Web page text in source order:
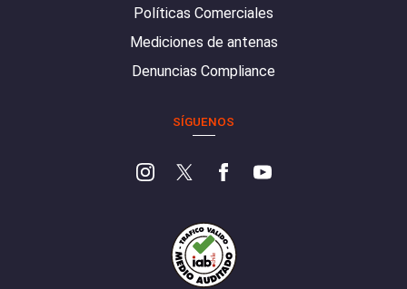
Políticas Comerciales
Mediciones de antenas
Denuncias Compliance
SÍGUENOS